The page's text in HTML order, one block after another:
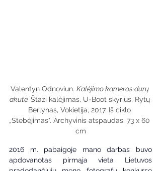
Valentyn Odnoviun. Kalėjimo kameros durų
akutė. Štazi kalėjimas, U-Boot skyrius, Rytų
Berlynas, Vokietija, 2017. Iš ciklo
„Stebėjimas". Archyvinis atspaudas. 73 x 60
cm
2016 m. pabaigoje mano darbas buvo
apdovanotas pirmąja vieta Lietuvos